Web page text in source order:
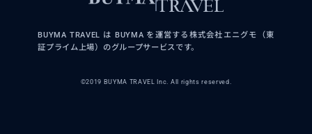
BUYMA TRAVEL は BUYMA を運営する株式会社エニグモ（東
証プライム上場）のグループサービスです。
©2019 BUYMA TRAVEL Inc. All rights reserved.